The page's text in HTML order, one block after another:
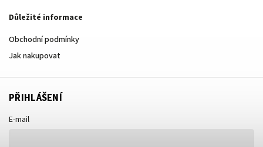
Důležité informace
Obchodní podmínky
Jak nakupovat
PŘIHLÁŠENÍ
E-mail